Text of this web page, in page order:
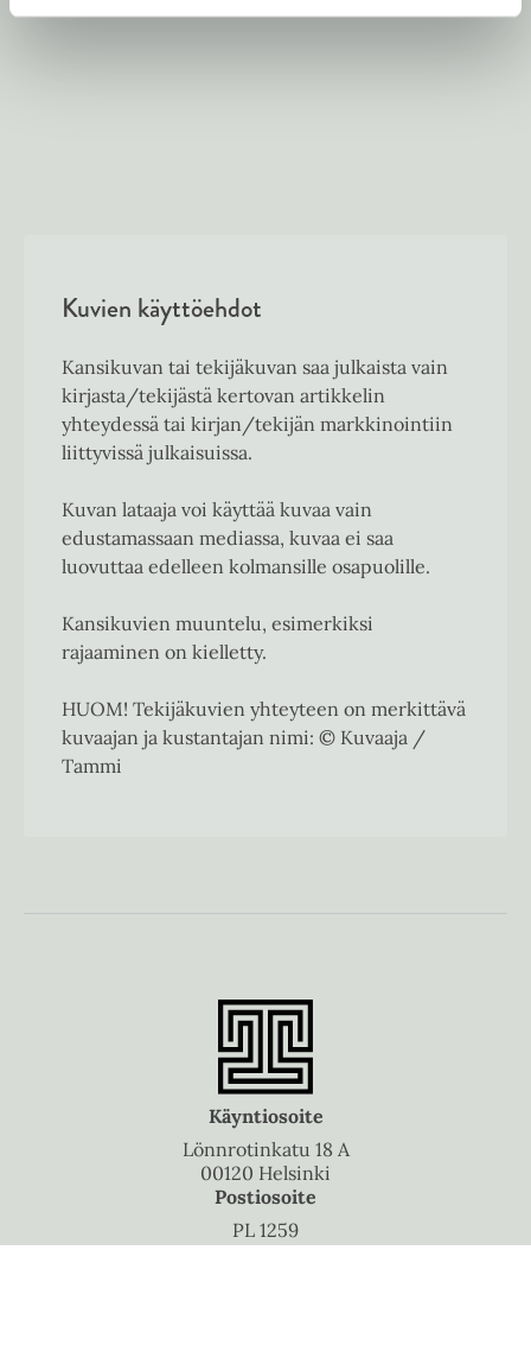
Kuvien käyttöehdot
Kansikuvan tai tekijäkuvan saa julkaista vain
kirjasta/tekijästä kertovan artikkelin
yhteydessä tai kirjan/tekijän markkinointiin
liittyvissä julkaisuissa.
Kuvan lataaja voi käyttää kuvaa vain
edustamassaan mediassa, kuvaa ei saa
luovuttaa edelleen kolmansille osapuolille.
Kansikuvien muuntelu, esimerkiksi
rajaaminen on kielletty.
HUOM! Tekijäkuvien yhteyteen on merkittävä
kuvaajan ja kustantajan nimi: © Kuvaaja /
Tammi
Käyntiosoite
Lönnrotinkatu 18 A
00120 Helsinki
Postiosoite
PL 1259